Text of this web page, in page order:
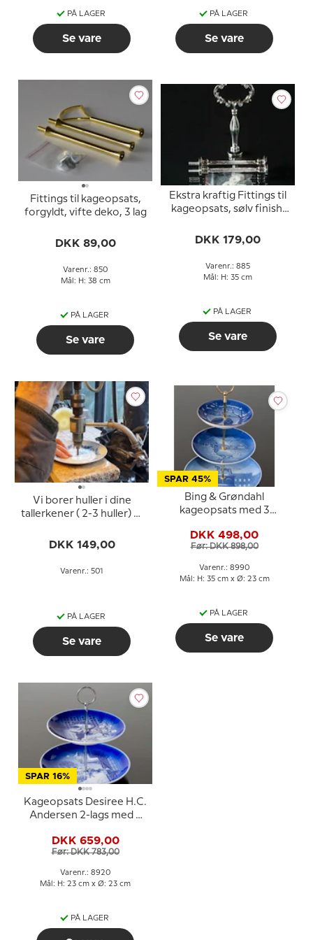
PÅ LAGER
Se vare
PÅ LAGER
Se vare
Fittings til kageopsats,
forgyldt, vifte deko, 3 lag
DKK 89,00
Varenr.: 850
Mål: H: 38 cm
PÅ LAGER
Se vare
Ekstra kraftig Fittings til
kageopsats, sølv finish,
2-3 lag
DKK 179,00
Varenr.: 885
Mål: H: 35 cm
PÅ LAGER
Se vare
Vi borer huller i dine
tallerkener ( 2-3 huller) til
DKK 149,00
Varenr.: 501
PÅ LAGER
Se vare
SPAR 45%
Bing & Grøndahl
kageopsats med 3
DKK 498,00
Før: DKK 898,00
Varenr.: 8990
Mål: H: 35 cm x Ø: 23 cm
PÅ LAGER
Se vare
SPAR 16%
Kageopsats Desiree H.C.
Andersen 2-lags med 3
DKK 659,00
Før: DKK 783,00
Varenr.: 8920
Mål: H: 23 cm x Ø: 23 cm
PÅ LAGER